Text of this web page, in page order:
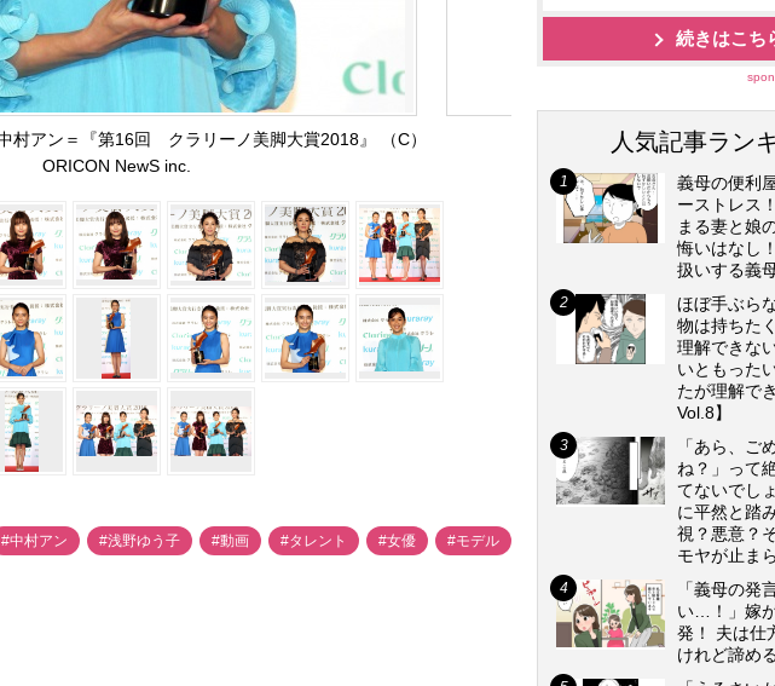
村アン＝『第16回 クラリーノ美脚大賞2018』 （C）
ORICON NewS inc.
#中村アン #浅野ゆう子 #動画 #タレント #女優 #モデル
続きはこち
人気記事ラン
義母の便利
ーストレス
まる妻と娘
悔いはなし
扱いする義
ほぼ手ぶら
物は持ちた
理解できな
いともった
たが理解で
Vol.8】
「あら、ご
ね？」って
てないでし
に平然と踏
視？悪意？
モヤが止ま
「義母の発
い…！」嫁
発！ 夫は仕
けれど諦め